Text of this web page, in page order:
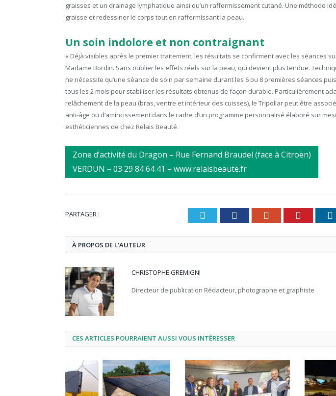
graisses et un drainage lymphatique ainsi qu’un raffermissement cutané. Une méthode
graisse et redessiner le corps tout en raffermissant la peau.
Un soin indolore et non contraignant
« Déjà visibles après le premier traitement, les résultats se confirment avec les séances
Madame Bordin. Sans oublier les effets réels sur la peau, qui devient plus tendue.
ne nécessite qu’une séance de soin par semaine durant les 6 ou 8 premières séances
tous les 2 mois pour stabiliser les résultats obtenus de façon durable. Particulièrement
relâchement de la peau (bras, ventre et intérieur des cuisses), le Tripollar peut être
anti-âge ou d’amincissement dans le cadre d’un programme personnalisé élaboré sur
esthéticiennes de chez Relais Beauté.
Zone d’activité du Dragon – Rue Fernand Braudel (face à Citroën)
VERDUN – 03 29 84 64 41 – www.relaisbeaute.fr
PARTAGER : TwitterFacebookGoogle+
À PROPOS DE L'AUTEUR
CHRISTOPHE GREMIGNI
Directeur de publication Rédacteur, photographe et graphiste
CES ARTICLES POURRAIENT AUSSI VOUS INTÉRESSER